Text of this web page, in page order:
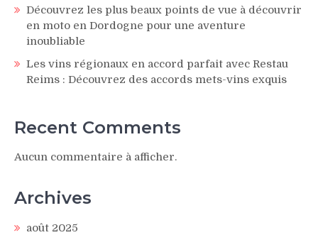
Découvrez les plus beaux points de vue à découvrir
en moto en Dordogne pour une aventure
inoubliable
Les vins régionaux en accord parfait avec Restau
Reims : Découvrez des accords mets-vins exquis
Recent Comments
Aucun commentaire à afficher.
Archives
août 2025